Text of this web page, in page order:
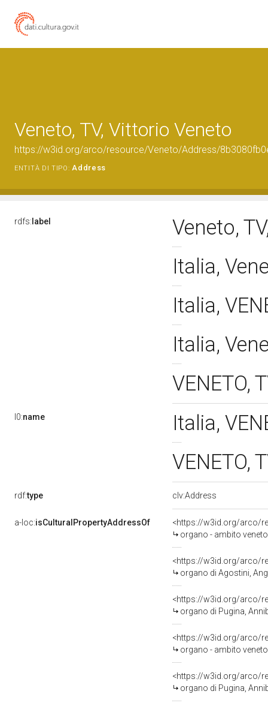
Veneto, TV, Vittorio Veneto
https://w3id.org/arco/resource/Veneto/Address/
ENTITÀ DI TIPO: Address
rdfs: label
Veneto,
Italia,
Italia,
Italia,
VENETO,
l0:name
Italia,
VENETO,
rdf:type clv:Address
a-loc:isCulturalPropertyAddressOf
<https://w3id.org/arco/
organo - ambito
<https://w3id.org/arco/
organo di Agostini,
<https://w3id.org/arco/
organo di Pugina,
<https://w3id.org/arco/
organo - ambito
<https://w3id.org/arco/
organo di Pugina,